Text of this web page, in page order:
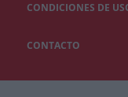
CONDICIONES DE
CONTACTO